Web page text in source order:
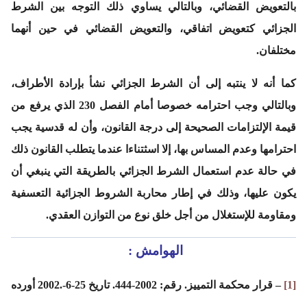
بالتعويض القضائي، وبالتالي يساوي ذلك التوجه بين الشرط
الجزائي كتعويض اتفاقي، والتعويض القضائي في حين أنهما
مختلفان.
كما أنه لا ينتبه إلى أن الشرط الجزائي نشأ بإرادة الأطراف،
وبالتالي وجب احترامه خصوصا أمام الفصل 230 الذي يرفع من
قيمة الإلتزامات الصحيحة إلى درجة القانون، وأن له قدسية يجب
احترامها وعدم المساس بها، إلا اسثتناءا عندما يتطلب القانون ذلك
في حالة عدم استعمال الشرط الجزائي بالطريقة التي ينبغي أن
يكون عليها، وذلك في إطار محاربة الشروط الجزائية التعسفية
ومقاومة للإستغلال من أجل خلق نوع من التوازن العقدي.
الهوامش :
[1]
– قرار محكمة التمييز. رقم: 2002-444. تاريخ 25-6-.2002 أورده